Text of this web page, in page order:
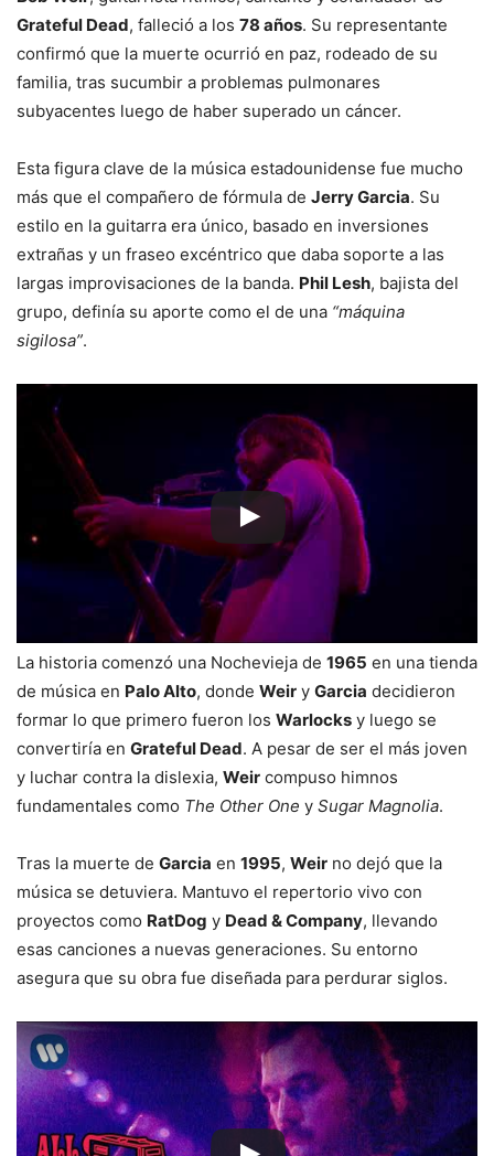
Grateful Dead, falleció a los 78 años. Su representante
confirmó que la muerte ocurrió en paz, rodeado de su
familia, tras sucumbir a problemas pulmonares
subyacentes luego de haber superado un cáncer.
Esta figura clave de la música estadounidense fue mucho
más que el compañero de fórmula de Jerry Garcia. Su
estilo en la guitarra era único, basado en inversiones
extrañas y un fraseo excéntrico que daba soporte a las
largas improvisaciones de la banda. Phil Lesh, bajista del
grupo, definía su aporte como el de una “máquina
sigilosa”.
La historia comenzó una Nochevieja de 1965 en una tienda
de música en Palo Alto, donde Weir y Garcia decidieron
formar lo que primero fueron los Warlocks y luego se
convertiría en Grateful Dead. A pesar de ser el más joven
y luchar contra la dislexia, Weir compuso himnos
fundamentales como The Other One y Sugar Magnolia.
Tras la muerte de Garcia en 1995, Weir no dejó que la
música se detuviera. Mantuvo el repertorio vivo con
proyectos como RatDog y Dead & Company, llevando
esas canciones a nuevas generaciones. Su entorno
asegura que su obra fue diseñada para perdurar siglos.